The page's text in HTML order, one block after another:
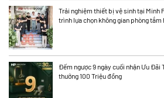
Trải nghiệm thiết bị vệ sinh tại Minh
trình lựa chọn không gian phòng tắm
Đếm ngược 9 ngày cuối nhận Ưu Đãi
thưởng 100 Triệu đồng